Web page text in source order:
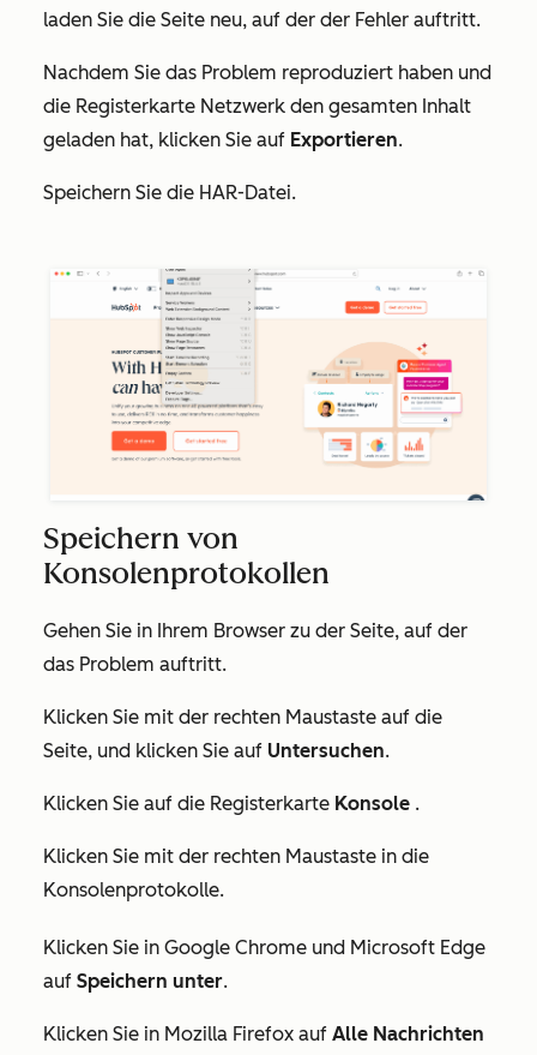
laden Sie die Seite neu, auf der der Fehler auftritt.
Nachdem Sie das Problem reproduziert haben und
die Registerkarte Netzwerk den gesamten Inhalt
geladen hat, klicken Sie auf Exportieren.
Speichern Sie die HAR-Datei.
Speichern von
Konsolenprotokollen
Gehen Sie in Ihrem Browser zu der Seite, auf der
das Problem auftritt.
Klicken Sie mit der rechten Maustaste auf die
Seite, und klicken Sie auf Untersuchen.
Klicken Sie auf die Registerkarte Konsole .
Klicken Sie mit der rechten Maustaste in die
Konsolenprotokolle.
Klicken Sie in Google Chrome und Microsoft Edge
auf Speichern unter.
Klicken Sie in Mozilla Firefox auf Alle Nachrichten